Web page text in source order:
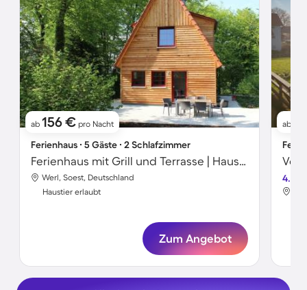
ab 156 € pro Nacht
Ferienhaus ∙ 5 Gäste ∙ 2 Schlafzimmer
Ferienhaus mit Grill und Terrasse | Haustiere sind willkommen
Werl, Soest, Deutschland
Haustier erlaubt
Zum Angebot
ab
4.6